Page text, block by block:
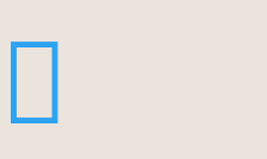
